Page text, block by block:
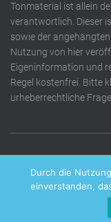
Tonmaterial ist allein
verantwortlich. Dieser
sowie der
Nutzung von hier
Eigeninformation und
Regel kostenfrei. Bitte
urheberrechtliche
Durch die
einverstanden,